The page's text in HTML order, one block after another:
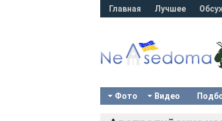
Главная Лучшее
Фото Видео